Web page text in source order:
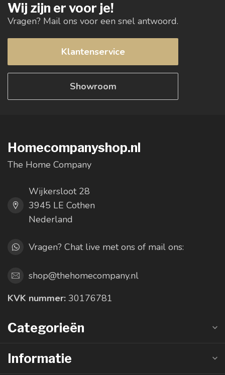
Wij zijn er voor je!
Vragen? Mail ons voor een snel antwoord.
Klantenservice
Showroom
Homecompanyshop.nl
The Home Company
Wijkersloot 28
3945 LE Cothen
Nederland
Vragen? Chat live met ons of mail ons:
shop@thehomecompany.nl
KVK nummer: 30176781
Categorieën
Informatie